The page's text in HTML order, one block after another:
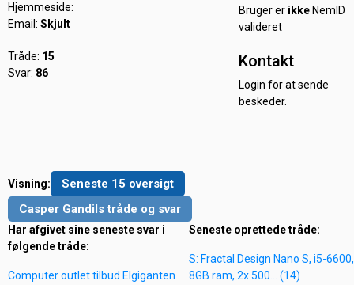
Hjemmeside:
Email: Skjult
Tråde: 15
Svar: 86
Bruger er ikkeNemID
valideret
Kontakt
Login for at sende
beskeder.
Visning:
Seneste 15 oversigt
Casper Gandils tråde og svar
Har afgivet sine seneste svar i
følgende tråde:
Computer outlet tilbud Elgiganten
Seneste oprettede tråde:
S: Fractal Design Nano S, i5-6600,
8GB ram, 2x 500... (14)